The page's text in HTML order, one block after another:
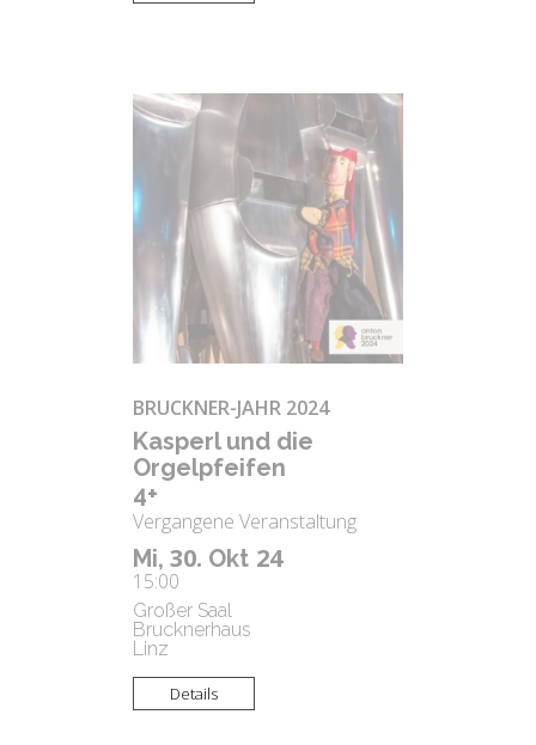
Mi, 30. Okt 24
15:00
Großer Saal
Brucknerhaus
Linz
BRUCKNER-JAHR 2024
Kas­perl und die
Or­gel­pfei­fen
4+
Vergangene Veranstaltung
Details